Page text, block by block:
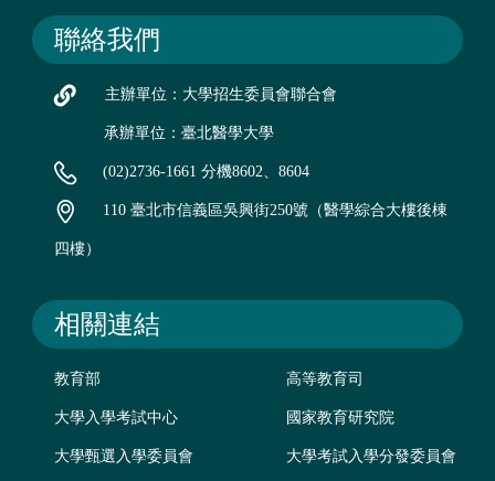
聯絡我們
主辦單位：大學招生委員會聯合會
承辦單位：臺北醫學大學
(02)2736-1661 分機8602、8604
110 臺北市信義區吳興街250號（醫學綜合大樓後棟
四樓）
相關連結
教育部 高等教育司
大學入學考試中心 國家教育研究院
大學甄選入學委員會 大學考試入學分發委員會